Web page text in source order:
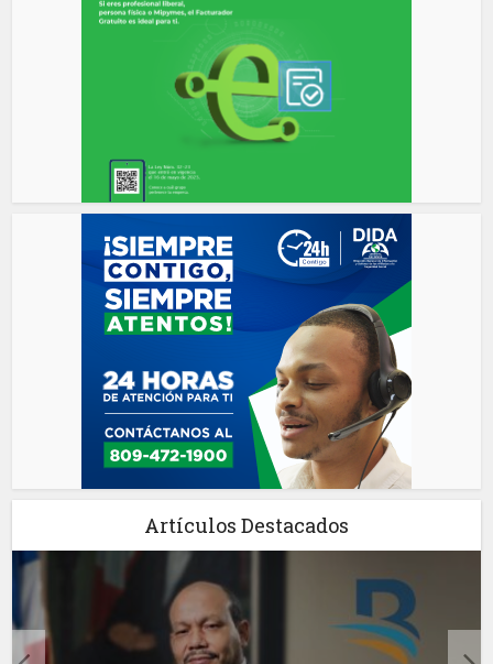
Artículos Destacados